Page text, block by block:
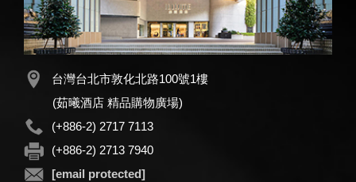
台灣台北市敦化北路100號1樓
(茹曦酒店 精品購物廣場)
(+886-2) 2717 7113
(+886-2) 2713 7940
[email protected]